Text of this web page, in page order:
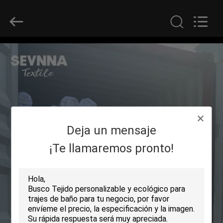
HOGAR
SHOW
SOBRE
NOSOTROS
VIAJE
SEVNNA
TEXTILE.
Reserved.
Deja un mensaje
¡Te llamaremos pronto!